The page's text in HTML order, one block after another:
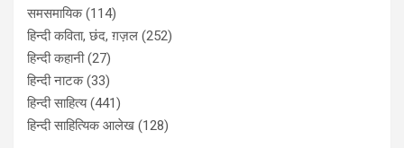
समसमायिक(114)
हिन्दी कविता, छंद, ग़ज़ल (252)
हिन्दी कहानी(27)
हिन्‍दी नाटक(33)
हिन्दी साहित्य(441)
हिन्दी साहित्यिक आलेख (128)